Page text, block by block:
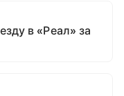
в «Реал» за